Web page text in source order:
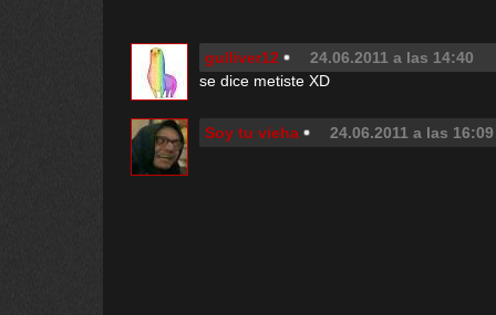
gulliver12
24.06.2011 a las 14:40
se dice metiste XD
Soy tu vieha 24.06.2011 a las 16:09